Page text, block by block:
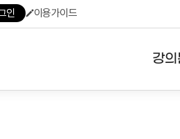
인 이용가이드
강